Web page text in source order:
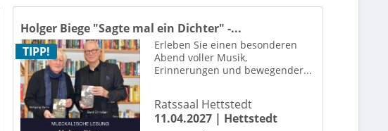
Civo
Clara Lösel
Comedyflash
Conni - Das Musical
Curtis Stigers
Dagmar Frederic
Danae Dörken
TIPP!
Holger Biege "Sagte mal ein Dichter" -...
Erleben Sie einen besonderen
Abend voller Musik,
Erinnerungen und bewegender...
Ratssaal Hettstedt
11.04.2027 | Hettstedt